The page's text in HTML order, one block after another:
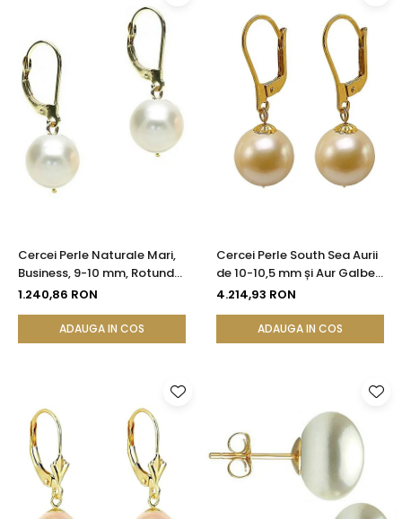
Cercei Perle Naturale Mari,
Business, 9-10 mm, Rotunde
AAA, Aur 14K (aur 585) |
1.240,86 RON
ADAUGA IN COS
Cercei Perle South Sea Aurii
de 10-10,5 mm și Aur Galben
14K, Forma Rotundă |
4.214,93 RON
ADAUGA IN COS